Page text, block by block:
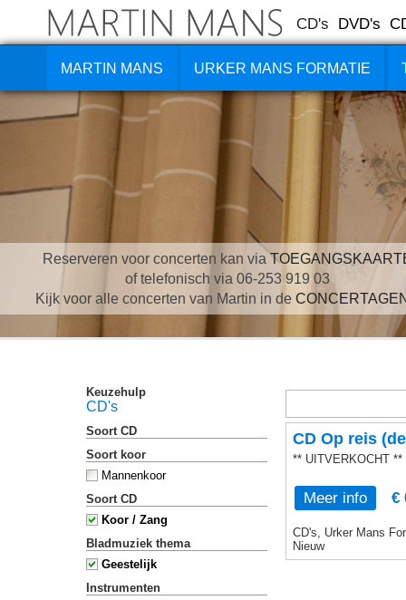
CD's DVD's
MARTIN MANS URKER MANS FORMATIE
Reserveren voor concerten kan via
of telefonisch via 06-253 919 03
Kijk voor alle concerten van Martin in de
Keuzehulp
CD's
Soort CD
Soort koor
Mannenkoor
Soort CD
Koor / Zang
Bladmuziek thema
Geestelijk
Instrumenten
CD Op reis
** UITVERKOCHT **
Meer info €
CD's, Urker Mans
Nieuw